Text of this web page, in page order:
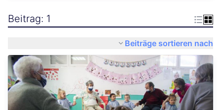
Beitrag: 1
Beiträge sortieren nach